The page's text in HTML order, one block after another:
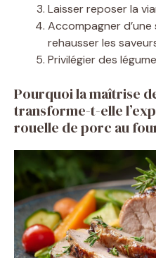
Laisser reposer la
Accompagner
rehausser les
Privilégier des
Pourquoi la maîtrise
transforme-t-elle
rouelle de porc au